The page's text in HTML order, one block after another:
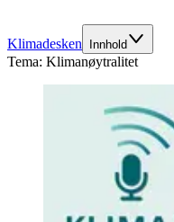
Klimadesken Innhold
Tema: Klimanøytralitet